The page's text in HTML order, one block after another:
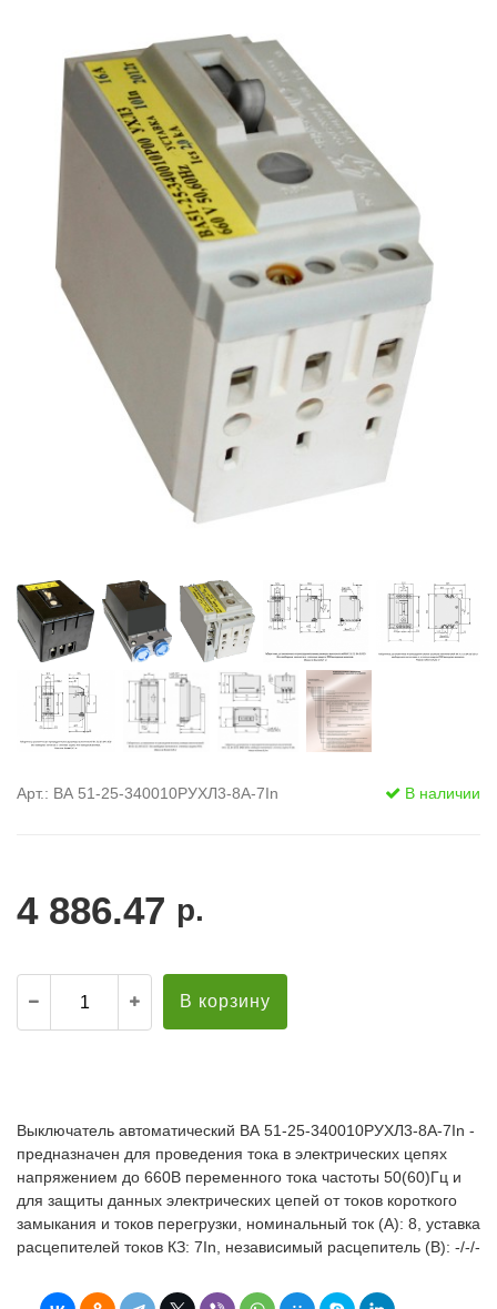
диэлектрические
Стремянки с
Стремянки с
опорой
Ширмы
РЗА (шторы)
Штендеры
Щиты
диэлектрические
Арт.: ВА 51-25-340010РУХЛ3-8А-7In В наличии
4 886.47 р.
В корзину
Выключатель автоматический ВА 51-25-340010РУХЛ3-8А-7In -
предназначен для проведения тока в электрических цепях
напряжением до 660В переменного тока частоты 50(60)Гц и
для защиты данных электрических цепей от токов короткого
замыкания и токов перегрузки, номинальный ток (А): 8, уставка
расцепителей токов КЗ: 7In, независимый расцепитель (В): -/-/-